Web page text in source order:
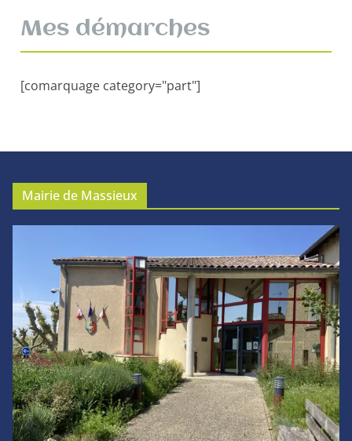
Mes démarches
[comarquage category="part"]
Mairie de Massieux